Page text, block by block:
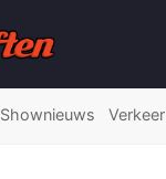
Shownieuws Verkeer